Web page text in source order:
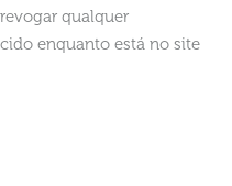
qualquer
enquanto está no site